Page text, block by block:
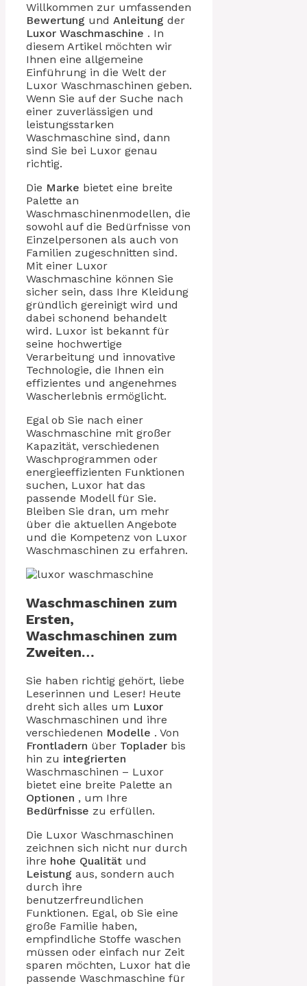
Willkommen zur umfassenden
Bewertung und Anleitung der
Luxor Waschmaschine . In
diesem Artikel möchten wir
Ihnen eine allgemeine
Einführung in die Welt der
Luxor Waschmaschinen geben.
Wenn Sie auf der Suche nach
einer zuverlässigen und
leistungsstarken
Waschmaschine sind, dann
sind Sie bei Luxor genau
richtig.
Die Marke bietet eine breite
Palette an
Waschmaschinenmodellen, die
sowohl auf die Bedürfnisse von
Einzelpersonen als auch von
Familien zugeschnitten sind.
Mit einer Luxor
Waschmaschine können Sie
sicher sein, dass Ihre Kleidung
gründlich gereinigt wird und
dabei schonend behandelt
wird. Luxor ist bekannt für
seine hochwertige
Verarbeitung und innovative
Technologie, die Ihnen ein
effizientes und angenehmes
Wascherlebnis ermöglicht.
Egal ob Sie nach einer
Waschmaschine mit großer
Kapazität, verschiedenen
Waschprogrammen oder
energieeffizienten Funktionen
suchen, Luxor hat das
passende Modell für Sie.
Bleiben Sie dran, um mehr
über die aktuellen Angebote
und die Kompetenz von Luxor
Waschmaschinen zu erfahren.
Waschmaschinen zum
Ersten,
Waschmaschinen zum
Zweiten…
Sie haben richtig gehört, liebe
Leserinnen und Leser! Heute
dreht sich alles um Luxor
Waschmaschinen und ihre
verschiedenen Modelle . Von
Frontladern über Toplader bis
hin zu integrierten
Waschmaschinen – Luxor
bietet eine breite Palette an
Optionen , um Ihre
Bedürfnisse zu erfüllen.
Die Luxor Waschmaschinen
zeichnen sich nicht nur durch
ihre hohe Qualität und
Leistung aus, sondern auch
durch ihre
benutzerfreundlichen
Funktionen. Egal, ob Sie eine
große Familie haben,
empfindliche Stoffe waschen
müssen oder einfach nur Zeit
sparen möchten, Luxor hat die
passende Waschmaschine für